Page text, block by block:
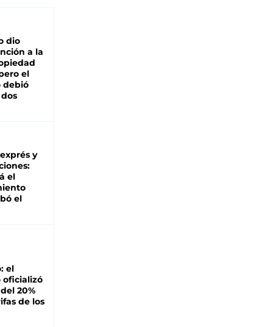
dio
a la
el
debió
y
el
el
el
oficializó
20%
de los